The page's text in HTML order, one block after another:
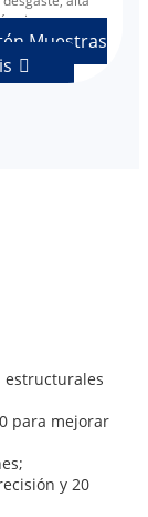
Muestras

estructurales
para mejorar
y 20